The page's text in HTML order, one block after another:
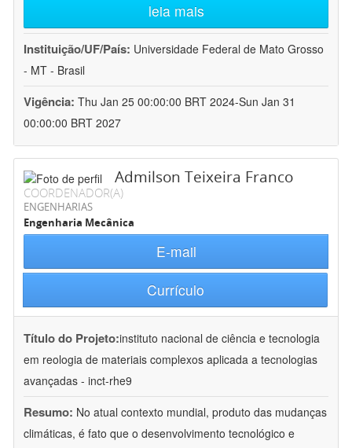
leia mais
Instituição/UF/País: Universidade Federal de Mato Grosso
- MT - Brasil
Vigência: Thu Jan 25 00:00:00 BRT 2024-Sun Jan 31
00:00:00 BRT 2027
Admilson Teixeira Franco
COORDENADOR(A)
ENGENHARIAS
Engenharia Mecânica
E-mail
Currículo
Título do Projeto:instituto nacional de ciência e tecnologia
em reologia de materiais complexos aplicada a tecnologias
avançadas - inct-rhe9
Resumo: No atual contexto mundial, produto das mudanças
climáticas, é fato que o desenvolvimento tecnológico e